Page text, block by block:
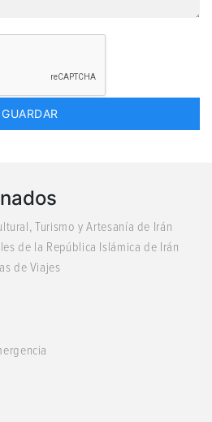
Turismo y Artesanía de Irán
de la República Islámica de Irán
de Viajes